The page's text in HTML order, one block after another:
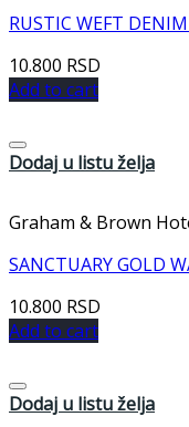
RUSTIC WEFT
10.800 RSD
Add to cart
Dodaj u listu želja
Graham & Brown
SANCTUARY GOLD
10.800 RSD
Add to cart
Dodaj u listu želja